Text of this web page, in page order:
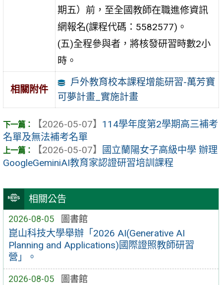
相關公告
2026-08-05 圖書館
崑山科技大學舉辦「2026 AI(Generative AI
Planning and Applications)國際證照教師研習
營」。
2026-08-05 圖書館
期五）前，至全國教師在職進修資訊
網報名(課程代碼：5582577)。
(五)全程參與者，將核發研習時數2小
時。
相關附件
戶外教育校本課程增能研習-萬芳寶
可夢計畫_實施計畫
【2026-05-07】 114學年度第2學期高三補考
名單及無法補考名單
【2026-05-07】
國立蘭陽女子高級中學 辦理
GoogleGeminiAI教育家認證研習培訓課程